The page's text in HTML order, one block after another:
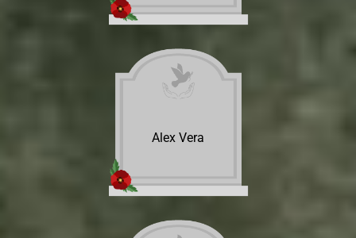
Alex Vera